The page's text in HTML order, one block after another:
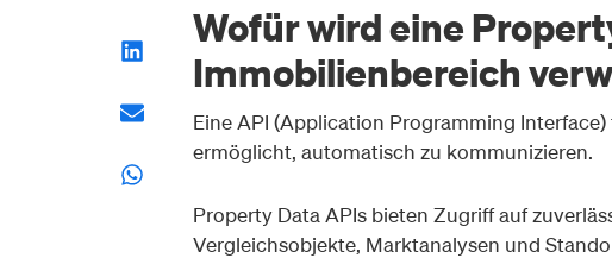
Wofür wird eine
Immobilienbereich
Eine API (Application Programming
ermöglicht, automatisch zu kommunizieren.
Property Data APIs bieten Zugriff auf
Vergleichsobjekte, Marktanalysen und